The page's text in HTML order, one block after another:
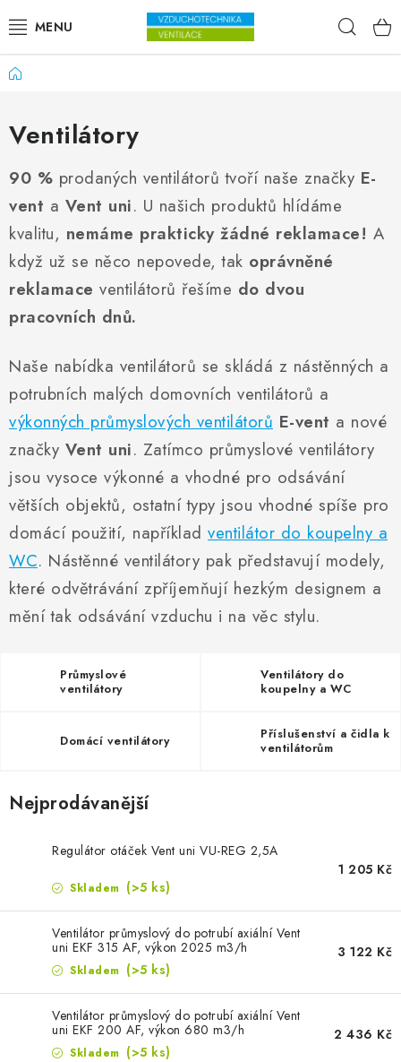
VENTILÁTORY
VZDUCHOTECHNIKA
REKUPERACE
TOPENÍ A CHLAZENÍ
ÚPRAVA VZDUCHU
ODVLHČOVAČE
ZVLHČOVAČE VZDUCHU PRŮMYSLOVÉ
NAHŘÍVACÍ POLŠTÁŘEK S LÁVOVÝM PÍSKEM
VÝPRODEJ
Reference a zkušenosti
Domů
Ventilátory
90 % prodaných ventilátorů tvoří naše značky E-
vent a Vent uni. U našich produktů hlídáme
kvalitu, nemáme prakticky žádné reklamace! A
když už se něco nepovede, tak oprávněné
reklamace ventilátorů řešíme do dvou
pracovních dnů.
Naše nabídka ventilátorů se skládá z nástěnných a
potrubních malých domovních ventilátorů a
výkonných průmyslových ventilátorů E-vent a nové
značky Vent uni. Zatímco průmyslové ventilátory
jsou vysoce výkonné a vhodné pro odsávání
větších objektů, ostatní typy jsou vhodné spíše pro
domácí použití, například ventilátor do koupelny a
WC. Nástěnné ventilátory pak představují modely,
které odvětrávání zpříjemňují hezkým designem a
mění tak odsávání vzduchu i na věc stylu.
Průmyslové
ventilátory
Ventilátory do
koupelny a WC
Domácí ventilátory
Příslušenství a čidla k
ventilátorům
Nejprodávanější
Regulátor otáček Vent uni VU-REG 2,5A
Skladem (>5 ks)
1 205 Kč
Ventilátor průmyslový do potrubí axiální Vent
uni EKF 315 AF, výkon 2025 m3/h
Skladem (>5 ks)
3 122 Kč
Ventilátor průmyslový do potrubí axiální Vent
uni EKF 200 AF, výkon 680 m3/h
Skladem (>5 ks)
2 436 Kč